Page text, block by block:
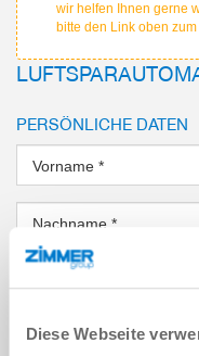
Diese Webseite
wir helfen Ihnen gerne
bitte den Link oben
PERSÖNLICHE DATEN
Vorname *
Nachname *
Firma*